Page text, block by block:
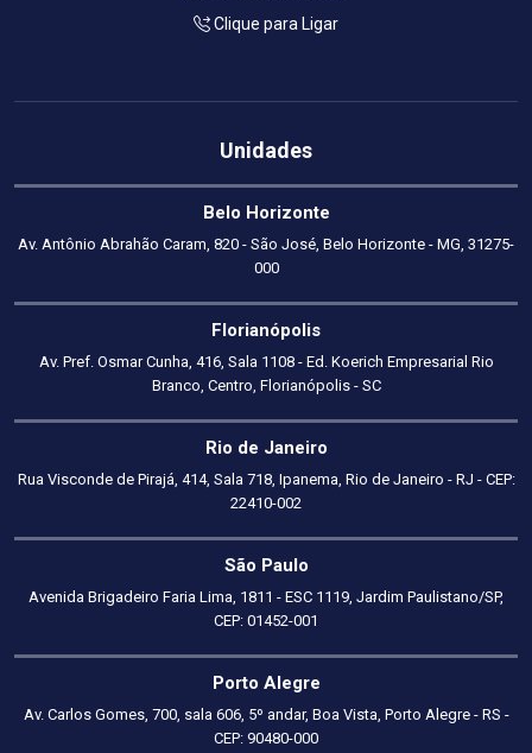
Clique para Ligar
Unidades
Belo Horizonte
Av. Antônio Abrahão Caram, 820 - São José, Belo Horizonte - MG, 31275-
000
Florianópolis
Av. Pref. Osmar Cunha, 416, Sala 1108 - Ed. Koerich Empresarial Rio
Branco, Centro, Florianópolis - SC
Rio de Janeiro
Rua Visconde de Pirajá, 414, Sala 718, Ipanema, Rio de Janeiro - RJ - CEP:
22410-002
São Paulo
Avenida Brigadeiro Faria Lima, 1811 - ESC 1119, Jardim Paulistano/SP,
CEP: 01452-001
Porto Alegre
Av. Carlos Gomes, 700, sala 606, 5º andar, Boa Vista, Porto Alegre - RS -
CEP: 90480-000